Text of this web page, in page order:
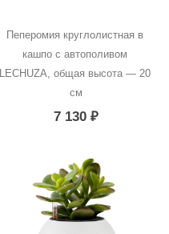
Пеперомия круглолистная в
кашпо с автополивом
LECHUZA, общая высота — 20
см
7 130₽